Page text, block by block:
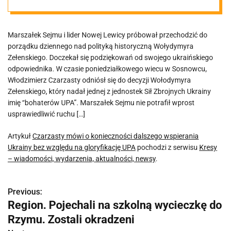
Ukrainy bez
względu na
gloryfikację
UPA
Marszałek Sejmu i lider Nowej Lewicy próbował przechodzić do
porządku dziennego nad polityką historyczną Wołydymyra
Zełenskiego. Doczekał się podziękowań od swojego ukraińskiego
odpowiednika. W czasie poniedziałkowego wiecu w Sosnowcu,
Włodzimierz Czarzasty odniósł się do decyzji Wołodymyra
Zełenskiego, który nadał jednej z jednostek Sił Zbrojnych Ukrainy
imię “bohaterów UPA”. Marszałek Sejmu nie potrafił wprost
usprawiedliwić ruchu […]
ArtykułCzarzasty mówi o konieczności dalszego wspierania
Ukrainy bez względu na gloryfikację UPA pochodzi z serwisu Kresy
– wiadomości, wydarzenia, aktualności, newsy.
N
a
Previous:
Region. Pojechali na szkolną wycieczkę do
Rzymu. Zostali okradzeni